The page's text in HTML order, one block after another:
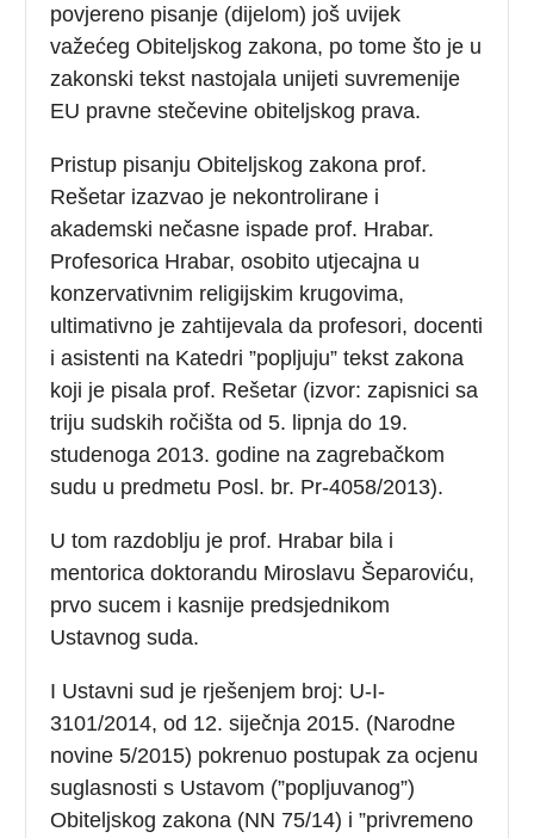
povjereno pisanje (dijelom) još uvijek
važećeg Obiteljskog zakona, po tome što je u
zakonski tekst nastojala unijeti suvremenije
EU pravne stečevine obiteljskog prava.
Pristup pisanju Obiteljskog zakona prof.
Rešetar izazvao je nekontrolirane i
akademski nečasne ispade prof. Hrabar.
Profesorica Hrabar, osobito utjecajna u
konzervativnim religijskim krugovima,
ultimativno je zahtijevala da profesori, docenti
i asistenti na Katedri ”popljuju” tekst zakona
koji je pisala prof. Rešetar (izvor: zapisnici sa
triju sudskih ročišta od 5. lipnja do 19.
studenoga 2013. godine na zagrebačkom
sudu u predmetu Posl. br. Pr-4058/2013).
U tom razdoblju je prof. Hrabar bila i
mentorica doktorandu Miroslavu Šeparoviću,
prvo sucem i kasnije predsjednikom
Ustavnog suda.
I Ustavni sud je rješenjem broj: U-I-
3101/2014, od 12. siječnja 2015. (Narodne
novine 5/2015) pokrenuo postupak za ocjenu
suglasnosti s Ustavom (”popljuvanog”)
Obiteljskog zakona (NN 75/14) i ”privremeno